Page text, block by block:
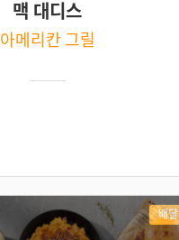
맥 대디스
아메리칸 그릴
배달